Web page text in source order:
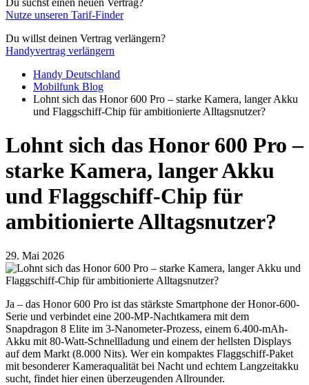
Nutze unseren Tarif-Finder
Du willst deinen Vertrag verlängern?
Handyvertrag verlängern
Handy Deutschland
Mobilfunk Blog
Lohnt sich das Honor 600 Pro – starke Kamera, langer Akku
und Flaggschiff-Chip für ambitionierte Alltagsnutzer?
Lohnt sich das Honor 600 Pro –
starke Kamera, langer Akku
und Flaggschiff-Chip für
ambitionierte Alltagsnutzer?
29. Mai 2026
Ja – das Honor 600 Pro ist das stärkste Smartphone der Honor-600-
Serie und verbindet eine 200-MP-Nachtkamera mit dem
Snapdragon 8 Elite im 3-Nanometer-Prozess, einem 6.400-mAh-
Akku mit 80-Watt-Schnellladung und einem der hellsten Displays
auf dem Markt (8.000 Nits). Wer ein kompaktes Flaggschiff-Paket
mit besonderer Kameraqualität bei Nacht und echtem Langzeitakku
sucht, findet hier einen überzeugenden Allrounder.